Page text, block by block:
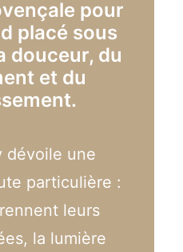
pour
placé sous
douceur, du
et du
dévoile une
particulière :
leurs
la lumière